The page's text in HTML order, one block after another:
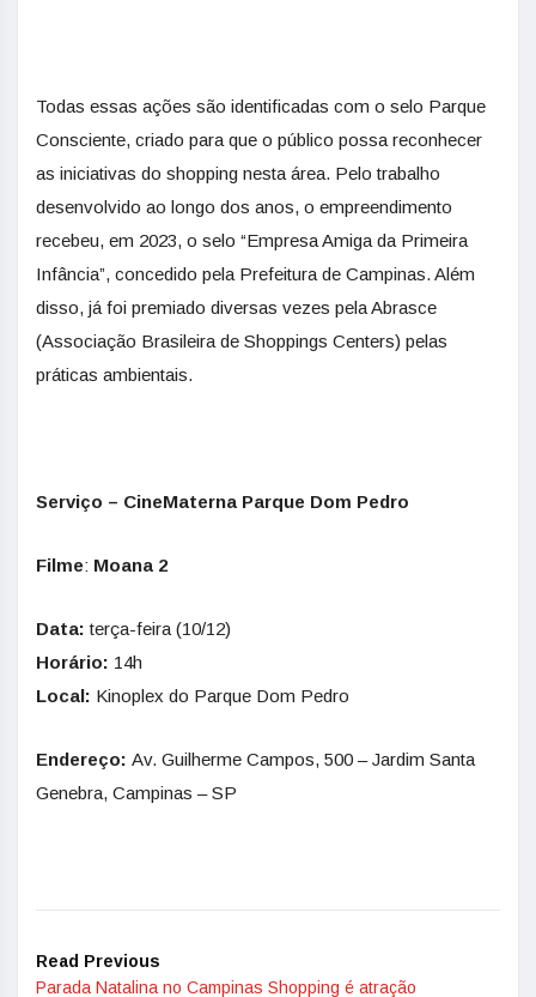
Todas essas ações são identificadas com o selo Parque
Consciente, criado para que o público possa reconhecer
as iniciativas do shopping nesta área. Pelo trabalho
desenvolvido ao longo dos anos, o empreendimento
recebeu, em 2023, o selo “Empresa Amiga da Primeira
Infância”, concedido pela Prefeitura de Campinas. Além
disso, já foi premiado diversas vezes pela Abrasce
(Associação Brasileira de Shoppings Centers) pelas
práticas ambientais.
Serviço – CineMaterna Parque Dom Pedro
Filme: Moana 2
Data: terça-feira (10/12)
Horário: 14h
Local: Kinoplex do Parque Dom Pedro
Endereço: Av. Guilherme Campos, 500 – Jardim Santa
Genebra, Campinas – SP
Read Previous
Parada Natalina no Campinas Shopping é atração